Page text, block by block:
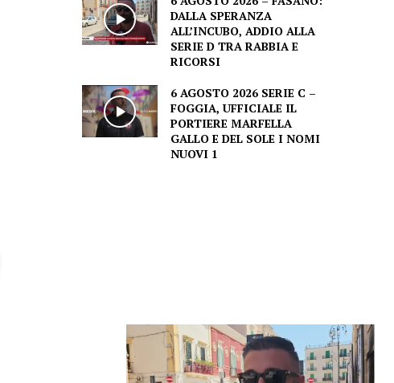
DALLA SPERANZA
ALL’INCUBO, ADDIO ALLA
SERIE D TRA RABBIA E
RICORSI
6 AGOSTO 2026 SERIE C –
FOGGIA, UFFICIALE IL
PORTIERE MARFELLA
GALLO E DEL SOLE I NOMI
NUOVI 1